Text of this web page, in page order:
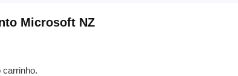
Microsoft NZ